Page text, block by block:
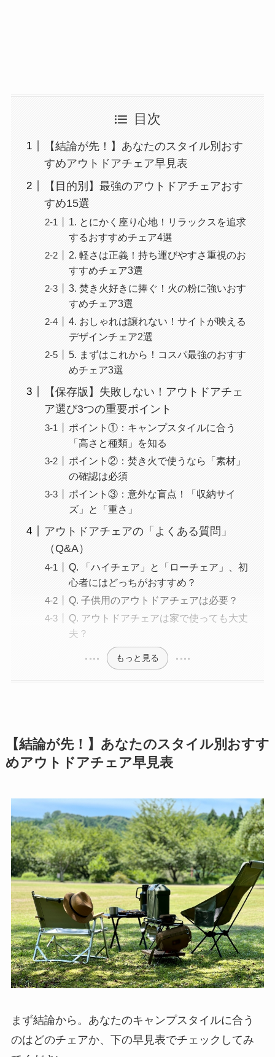
目次
【結論が先！】あなたのスタイル別おす
すめアウトドアチェア早見表
【目的別】最強のアウトドアチェアおす
すめ15選
1. とにかく座り心地！リラックスを追求
するおすすめチェア4選
2. 軽さは正義！持ち運びやすさ重視のお
すすめチェア3選
3. 焚き火好きに捧ぐ！火の粉に強いおす
すめチェア3選
4. おしゃれは譲れない！サイトが映える
デザインチェア2選
5. まずはこれから！コスパ最強のおすす
めチェア3選
【保存版】失敗しない！アウトドアチェ
ア選び3つの重要ポイント
ポイント①：キャンプスタイルに合う
「高さと種類」を知る
ポイント②：焚き火で使うなら「素材」
の確認は必須
ポイント③：意外な盲点！「収納サイ
ズ」と「重さ」
アウトドアチェアの「よくある質問」
（Q&A）
Q. 「ハイチェア」と「ローチェア」、初
心者にはどっちがおすすめ？
Q. 子供用のアウトドアチェアは必要？
Q. アウトドアチェアは家で使っても大丈
夫？
もっと見る
【結論が先！】あなたのスタイル別おすす
めアウトドアチェア早見表
まず結論から。あなたのキャンプスタイルに合う
のはどのチェアか、下の早見表でチェックしてみ